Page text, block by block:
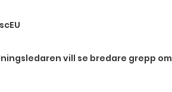
vill se bredare grepp om